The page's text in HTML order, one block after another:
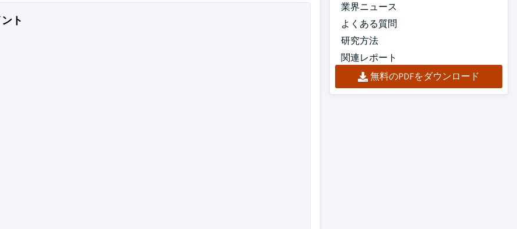
ト
業界ニュース
よくある質問
研究方法
関連レポート
無料のPDFをダウンロード